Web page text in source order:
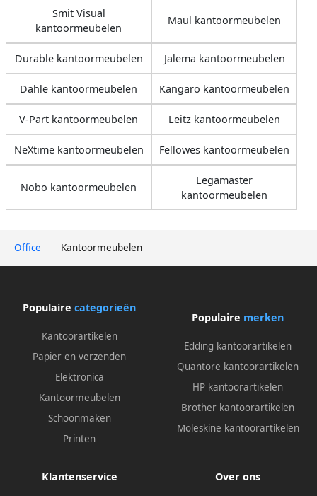
Office Kantoormeubelen
Smit Visual
kantoormeubelen
Maul kantoormeubelen
Durable kantoormeubelen Jalema kantoormeubelen
Dahle kantoormeubelen Kangaro kantoormeubelen
V-Part kantoormeubelen Leitz kantoormeubelen
NeXtime kantoormeubelen Fellowes kantoormeubelen
Nobo kantoormeubelen
Legamaster
kantoormeubelen
Populaire categorieën
Kantoorartikelen
Papier en verzenden
Elektronica
Kantoormeubelen
Schoonmaken
Printen
Populaire merken
Edding kantoorartikelen
Quantore kantoorartikelen
HP kantoorartikelen
Brother kantoorartikelen
Moleskine kantoorartikelen
Klantenservice Over ons